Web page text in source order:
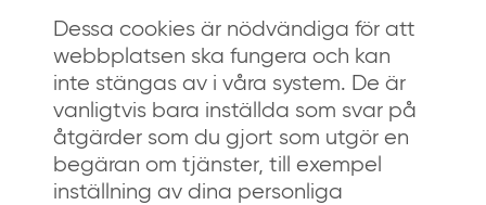
Dessa cookies är nödvändiga för att
webbplatsen ska fungera och kan
inte stängas av i våra system. De är
vanligtvis bara inställda som svar på
åtgärder som du gjort som utgör en
begäran om tjänster, till exempel
inställning av dina personliga